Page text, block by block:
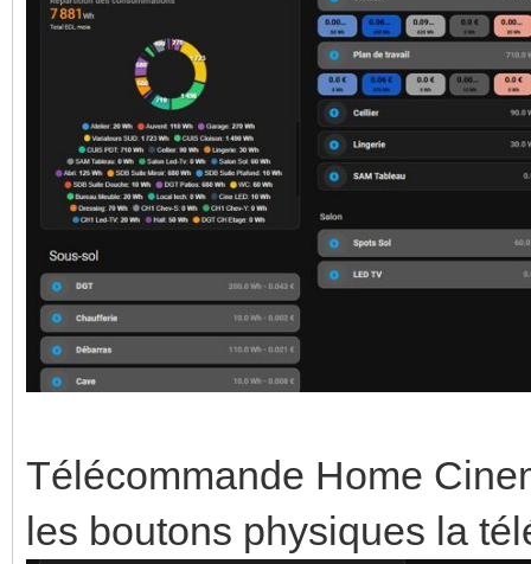
Télécommande Home
les boutons physiques la